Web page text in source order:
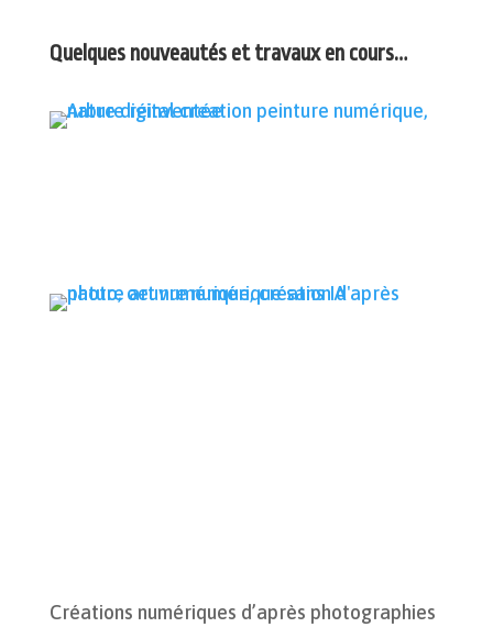
Quelques nouveautés et travaux en cours…
Créations numériques d’après photographies